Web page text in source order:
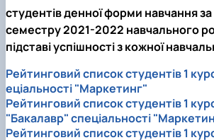
студентів денної форми навчання
семестру 2021-2022 навчального
підставі успішності з кожної
Рейтинговий список студентів 1
еціальності "Маркетинг"
Рейтинговий список студентів 1
"Бакалавр" спеціальності
Рейтинговий список студентів 1